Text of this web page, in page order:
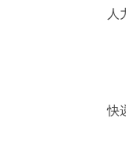
人
快